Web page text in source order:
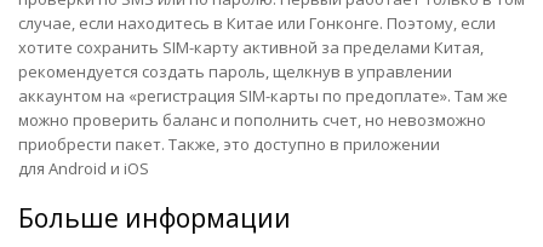
случае, если находитесь в Китае или Гонконге. Поэтому, если
хотите сохранить SIM-карту активной за пределами Китая,
рекомендуется создать пароль, щелкнув в управлении
аккаунтом на «регистрация SIM-карты по предоплате». Там же
можно проверить баланс и пополнить счет, но невозможно
приобрести пакет. Также, это доступно в приложении
для Android и iOS
Больше информации